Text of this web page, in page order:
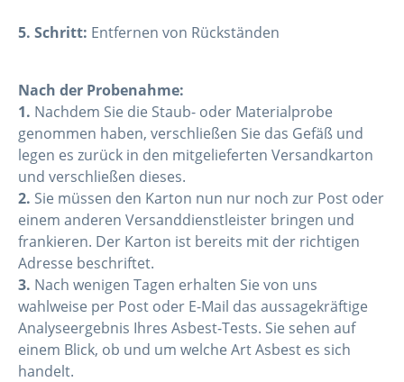
5. Schritt: Entfernen von Rückständen
Nach der Probenahme:
1. Nachdem Sie die Staub- oder Materialprobe
genommen haben, verschließen Sie das Gefäß und
legen es zurück in den mitgelieferten Versandkarton
und verschließen dieses.
2. Sie müssen den Karton nun nur noch zur Post oder
einem anderen Versanddienstleister bringen und
frankieren. Der Karton ist bereits mit der richtigen
Adresse beschriftet.
3. Nach wenigen Tagen erhalten Sie von uns
wahlweise per Post oder E-Mail das aussagekräftige
Analyseergebnis Ihres Asbest-Tests. Sie sehen auf
einem Blick, ob und um welche Art Asbest es sich
handelt.